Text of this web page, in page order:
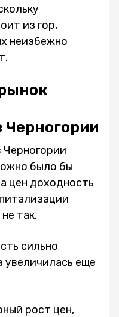
из гор,
неизбежно
было бы
цен доходность
так.
сильно
увеличилась еще
рост цен,